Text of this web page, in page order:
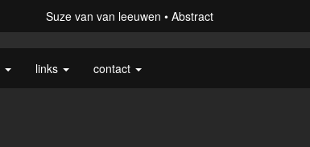
Suze van van leeuwen Abstract
links contact